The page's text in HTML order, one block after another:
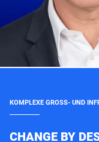
KOMPLEXE GROSS- UND
CHANGE BY